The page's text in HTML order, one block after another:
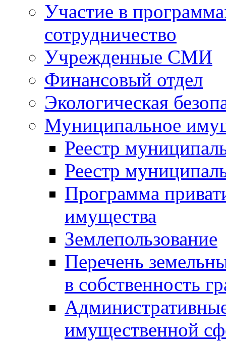
Участие в
сотрудничество
Учрежденные СМИ
Финансовый отдел
Экологическая
Муниципальное
Реестр
Реестр
Программа
имущества
Землепользование
Перечень
в собственность
имущественной